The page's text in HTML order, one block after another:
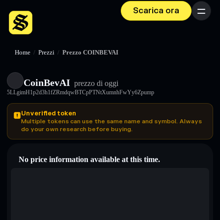
Scarica ora Menu
Home / Prezzi / Prezzo COINBEVAI
CoinBevAI prezzo di oggi
5LLgimH1p2d3h1fZRmdqwBTCpPTNtXumnhFwYy6Zpump
Unverified token
Multiple tokens can use the same name and symbol. Always
do your own research before buying.
No price information available at this time.